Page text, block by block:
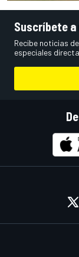
Suscríbete
Recibe noticias
especiales